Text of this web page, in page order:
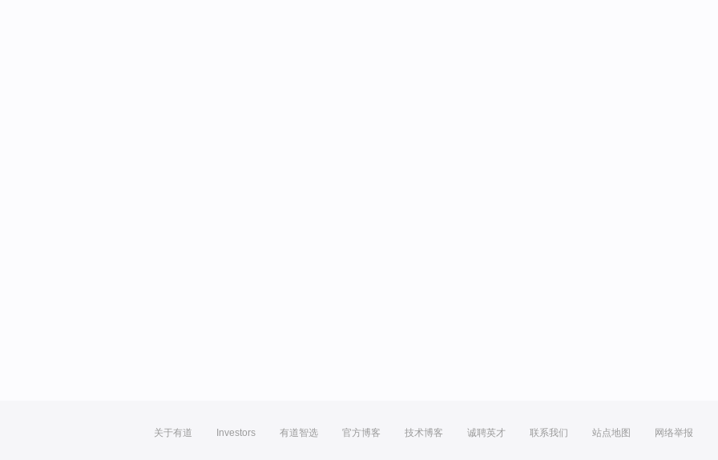
关于有道 Investors 有道智选 官方博客 技术博客 诚聘英才 联系我们 站点地图 网络举报